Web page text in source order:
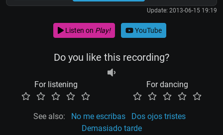
Update: 2013-06-15 19:19
Listen on Play! YouTube
Do you like this recording?
For listening For dancing
See also: No me escribas
Dos ojos tristes
Demasiado tarde